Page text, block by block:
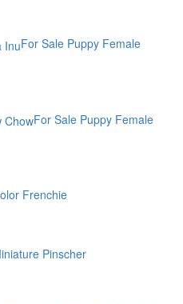
For Sale Puppy Female
For Sale Puppy Female
Frenchie
Pinscher